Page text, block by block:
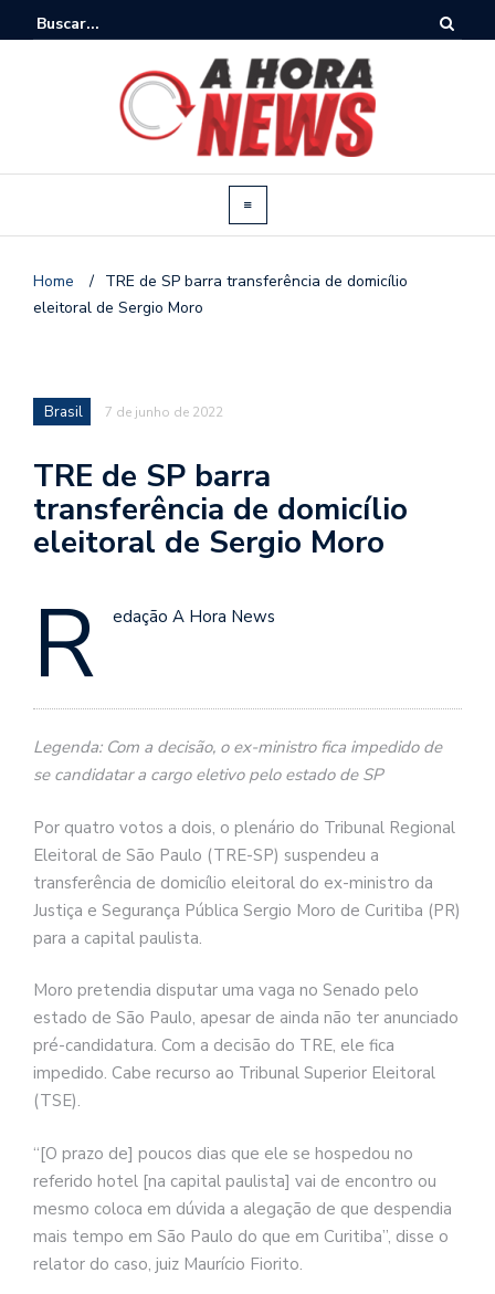
Home / TRE de SP barra transferência de domicílio
eleitoral de Sergio Moro
Brasil 7 de junho de 2022
TRE de SP barra
transferência de domicílio
eleitoral de Sergio Moro
R edação A Hora News
Legenda: Com a decisão, o ex-ministro fica impedido de
se candidatar a cargo eletivo pelo estado de SP
Por quatro votos a dois, o plenário do Tribunal Regional
Eleitoral de São Paulo (TRE-SP) suspendeu a
transferência de domicílio eleitoral do ex-ministro da
Justiça e Segurança Pública Sergio Moro de Curitiba (PR)
para a capital paulista.
Moro pretendia disputar uma vaga no Senado pelo
estado de São Paulo, apesar de ainda não ter anunciado
pré-candidatura. Com a decisão do TRE, ele fica
impedido. Cabe recurso ao Tribunal Superior Eleitoral
(TSE).
“[O prazo de] poucos dias que ele se hospedou no
referido hotel [na capital paulista] vai de encontro ou
mesmo coloca em dúvida a alegação de que despendia
mais tempo em São Paulo do que em Curitiba”, disse o
relator do caso, juiz Maurício Fiorito.